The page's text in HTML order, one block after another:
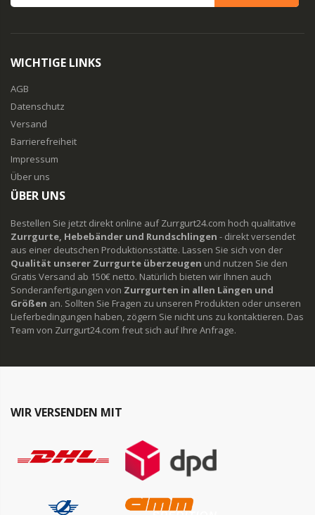
WICHTIGE LINKS
AGB
Datenschutz
Versand
Barrierefreiheit
Impressum
Über uns
ÜBER UNS
Bestellen Sie jetzt direkt online auf Zurrgurt24.com hoch qualitative
Zurrgurte, Hebebänder und Rundschlingen - direkt versendet
aus einer deutschen Produktionsstätte. Lassen Sie sich von der
Qualität unserer Zurrgurte überzeugen und nutzen Sie den
Gratis Versand ab 150€ netto. Natürlich bieten wir Ihnen auch
Sonderanfertigungen von Zurrgurten in allen Längen und
Größen an. Sollten Sie Fragen zu unseren Produkten oder unseren
Lieferbedingungen haben, zögern Sie nicht uns zu kontaktieren. Das
Team von Zurrgurt24.com freut sich auf Ihre Anfrage.
WIR VERSENDEN MIT